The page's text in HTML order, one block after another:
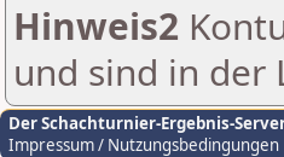
Hinweis2
und sind in der
Der Schachturnier-Ergebnis-
Impressum / Nutzungsbedingungen